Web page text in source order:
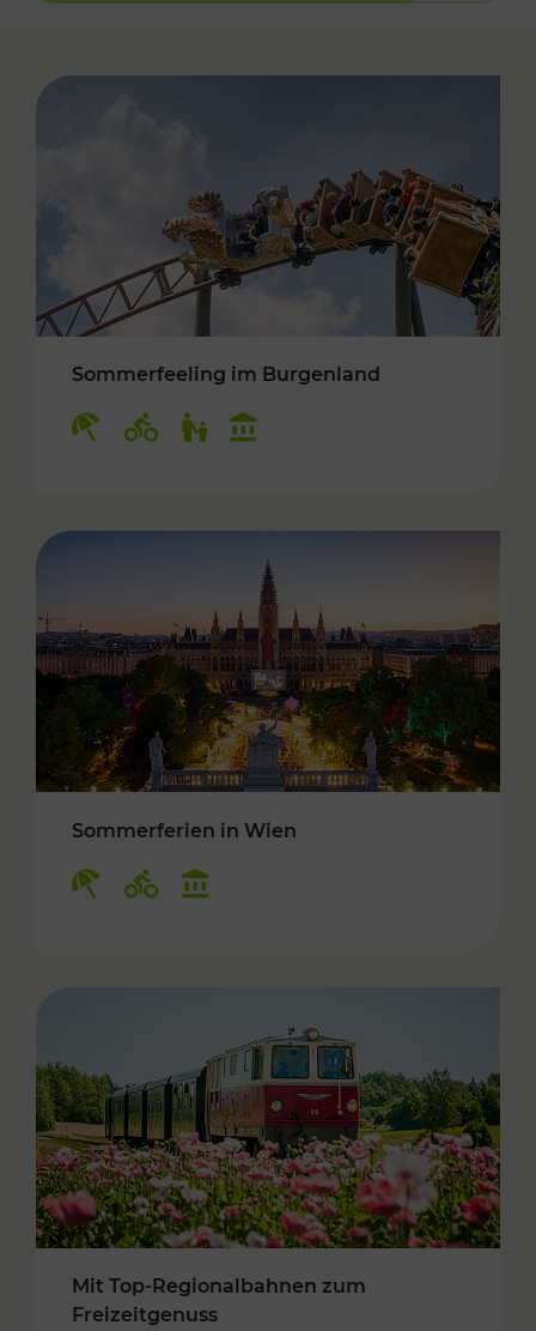
Sommerfeeling im Burgenland
Sommerferien in Wien
Mit Top-Regionalbahnen zum
Freizeitgenuss